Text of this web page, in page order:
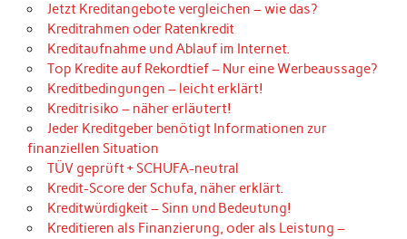
Jetzt Kreditangebote vergleichen – wie das?
Kreditrahmen oder Ratenkredit
Kreditaufnahme und Ablauf im Internet.
Top Kredite auf Rekordtief – Nur eine Werbeaussage?
Kreditbedingungen – leicht erklärt!
Kreditrisiko – näher erläutert!
Jeder Kreditgeber benötigt Informationen zur
finanziellen Situation
TÜV geprüft + SCHUFA-neutral
Kredit-Score der Schufa, näher erklärt.
Kreditwürdigkeit – Sinn und Bedeutung!
Kreditieren als Finanzierung, oder als Leistung –